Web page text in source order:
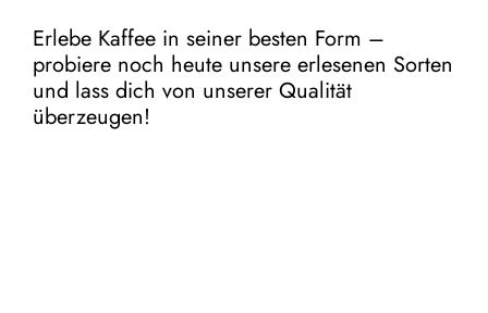
Erlebe Kaffee in seiner besten Form –
probiere noch heute unsere erlesenen Sorten
und lass dich von unserer Qualität
überzeugen!